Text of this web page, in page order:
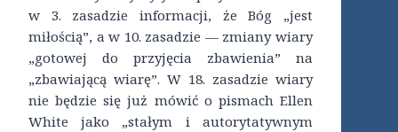
w 3. zasadzie informacji, że Bóg „jest
miłością”, a w 10. zasadzie — zmiany wiary
„gotowej do przyjęcia zbawienia” na
„zbawiającą wiarę”. W 18. zasadzie wiary
nie będzie się już mówić o pismach Ellen
White jako „stałym i autorytatywnym